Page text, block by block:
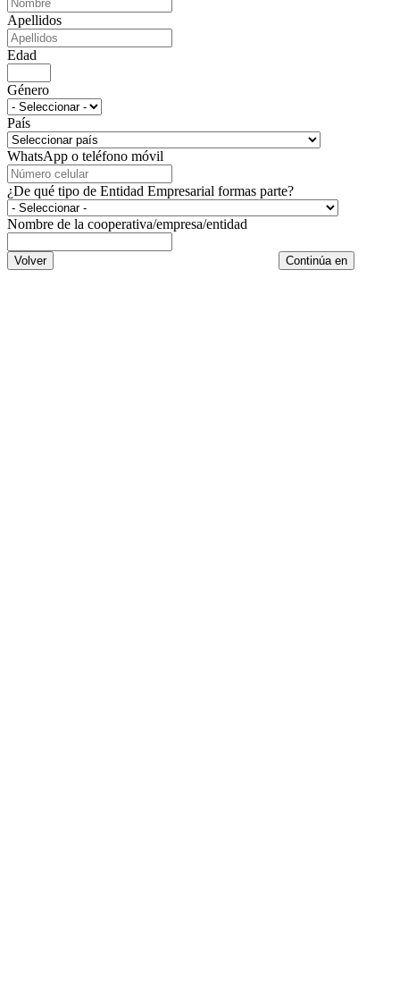
Apellidos
Edad
Género
País
WhatsApp o teléfono móvil
¿De qué tipo de Entidad Empresarial formas parte?
Nombre de la cooperativa/empresa/entidad
Volver Continúa en